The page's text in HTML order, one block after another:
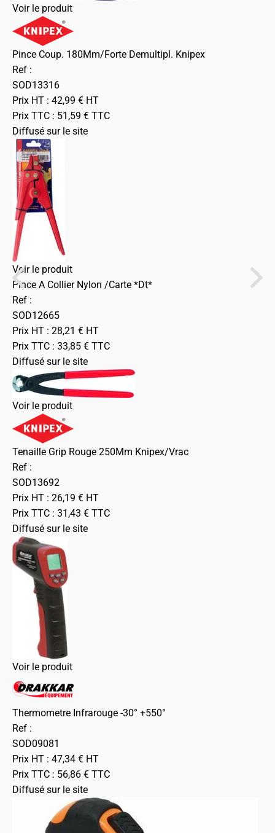
Voir le produit
Pince Coup. 180Mm/Forte Demultipl. Knipex
Ref :
SOD13316
Prix HT : 42,99 € HT
Prix TTC : 51,59 € TTC
Diffusé sur le site
Voir le produit
Pince A Collier Nylon /Carte *Dt*
Ref :
SOD12665
Prix HT : 28,21 € HT
Prix TTC : 33,85 € TTC
Diffusé sur le site
Voir le produit
Tenaille Grip Rouge 250Mm Knipex/Vrac
Ref :
SOD13692
Prix HT : 26,19 € HT
Prix TTC : 31,43 € TTC
Diffusé sur le site
Voir le produit
Thermometre Infrarouge -30° +550°
Ref :
SOD09081
Prix HT : 47,34 € HT
Prix TTC : 56,86 € TTC
Diffusé sur le site